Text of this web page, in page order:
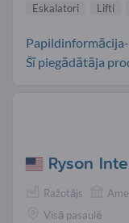
Eskalatori
Lifti
Papildinformācija-
Šī piegādātāja
Ryson
Ražotājs
Visā pasaulē